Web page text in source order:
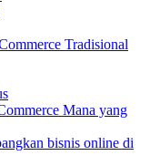
Tradisional
Mana yang
bisnis online di